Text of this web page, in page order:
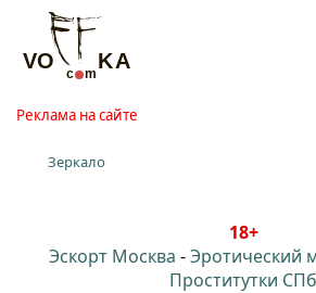
Реклама на сайте
Зеркало
18+
Эскорт Москва -Эротический
Проститутки СПб